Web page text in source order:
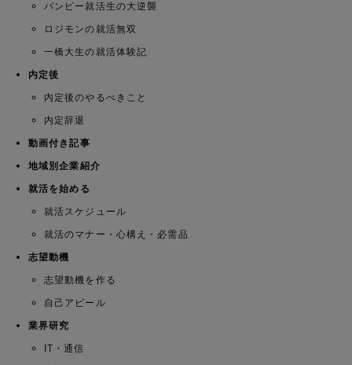
パンピー就活生の大逆襲
ロジモンの就活無双
一橋大生の就活体験記
内定後
内定後のやるべきこと
内定辞退
動画付き記事
地域別企業紹介
就活を始める
就活スケジュール
就活のマナー・心構え・必需品
志望動機
志望動機を作る
自己アピール
業界研究
IT・通信